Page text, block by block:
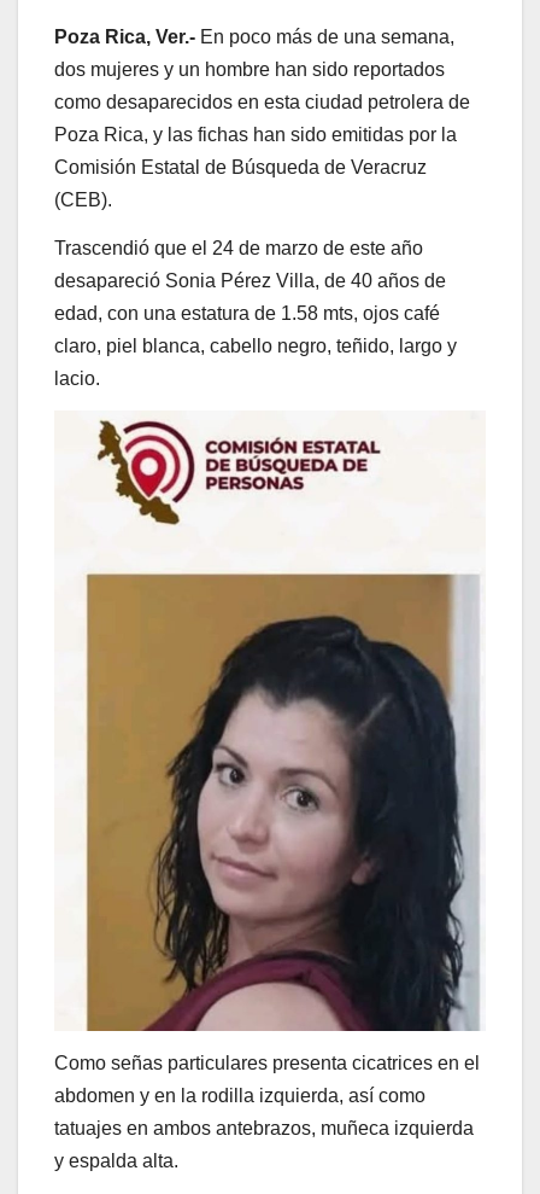
Poza Rica, Ver.- En poco más de una semana,
dos mujeres y un hombre han sido reportados
como desaparecidos en esta ciudad petrolera de
Poza Rica, y las fichas han sido emitidas por la
Comisión Estatal de Búsqueda de Veracruz
(CEB).
Trascendió que el 24 de marzo de este año
desapareció Sonia Pérez Villa, de 40 años de
edad, con una estatura de 1.58 mts, ojos café
claro, piel blanca, cabello negro, teñido, largo y
lacio.
Como señas particulares presenta cicatrices en el
abdomen y en la rodilla izquierda, así como
tatuajes en ambos antebrazos, muñeca izquierda
y espalda alta.